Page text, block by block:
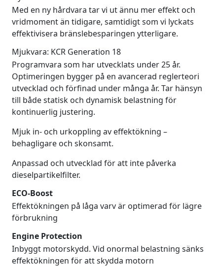
Med en ny hårdvara tar vi ut ännu mer effekt och
vridmoment än tidigare, samtidigt som vi lyckats
effektivisera bränslebesparingen ytterligare.
Mjukvara: KCR Generation 18
Programvara som har utvecklats under 25 år.
Optimeringen bygger på en avancerad reglerteori
utvecklad och förfinad under många år. Tar hänsyn
till både statisk och dynamisk belastning för
kontinuerlig justering.
Mjuk in- och urkoppling av effektökning –
behagligare och skonsamt.
Anpassad och utvecklad för att inte påverka
dieselpartikelfilter.
ECO-Boost
Effektökningen på låga varv är optimerad för lägre
förbrukning
Engine Protection
Inbyggt motorskydd. Vid onormal belastning sänks
effektökningen för att skydda motorn